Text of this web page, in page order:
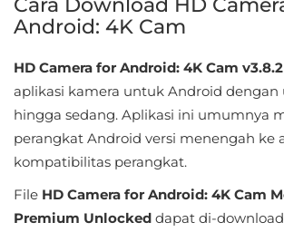
&
Video
Players
&
Editors
Weather
Cara Download HD
Android: 4K Cam
HD Camera for Android: 4K Cam v3.8.2
aplikasi kamera untuk Android dengan
hingga sedang. Aplikasi ini umumnya
perangkat Android versi menengah ke
kompatibilitas perangkat.
File HD Camera for Android: 4K Cam
Premium Unlocked dapat di-